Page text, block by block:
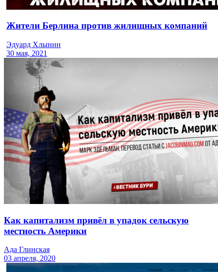
Жители Берлина против жилищных компаний
Эдуард Хлынин
30 мая, 2021
Как капитализм привёл в упадок сельскую
местность Америки
Ада Глинская
03 апреля, 2020